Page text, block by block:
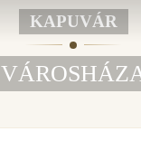
KAPUVÁR